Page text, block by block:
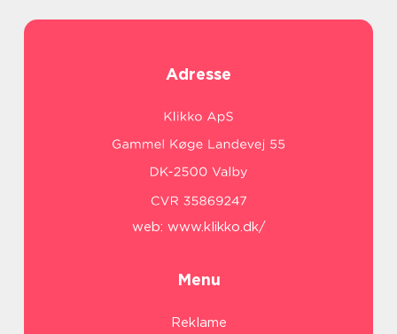
Adresse
web: www.klikko.dk/
Menu
Reklame